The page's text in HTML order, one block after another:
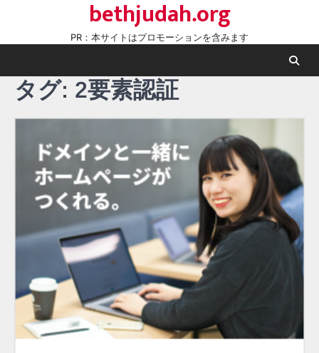
content
bethjudah.org
PR：本サイトはプロモーションを含みます
タグ: 2要素認証